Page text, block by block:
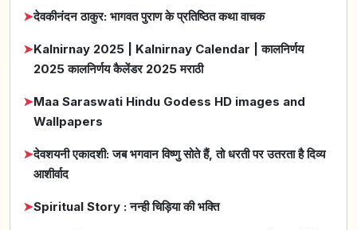
➤देवकीनंदन ठाकुर: भागवत पुराण के प्रतिष्ठित कथा वाचक
➤Kalnirnay 2025 | Kalnirnay Calendar | कालनिर्णय
2025 कालनिर्णय कैलेंडर 2025 मराठी
➤Maa Saraswati Hindu Godess HD images and
Wallpapers
➤देवशयनी एकादशी: जब भगवान विष्णु सोते हैं, तो धरती पर उतरता है दिव्य
आशीर्वाद
➤Spiritual Story : नन्ही चिड़िया की भक्ति